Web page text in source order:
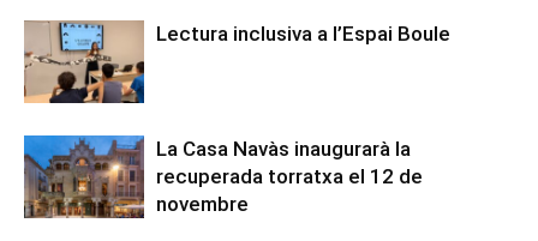
Lectura inclusiva a l’Espai Boule
La Casa Navàs inaugurarà la
recuperada torratxa el 12 de
novembre